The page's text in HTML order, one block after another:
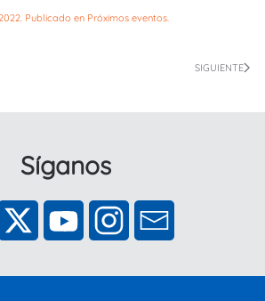
. Publicado en Próximos eventos
SIGUIENTE
Síganos